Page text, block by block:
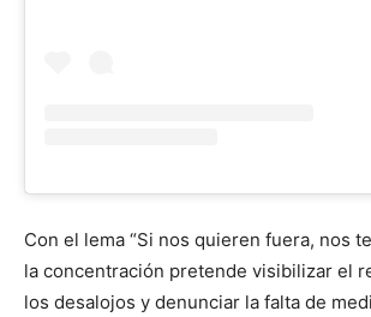
Con el lema “Si nos quieren fuera, nos
la concentración pretende visibilizar el
los desalojos y denunciar la falta de